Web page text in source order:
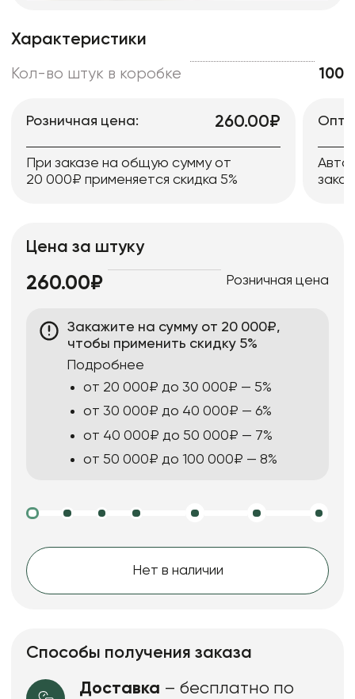
Характеристики
Кол-во штук в коробке 100
Розничная цена: 260.00₽
При заказе на общую сумму от
20 000₽ применяется скидка 5%
Цена за штуку
260.00₽ Розничная цена
Закажите на сумму от 20 000₽,
чтобы применить скидку 5%
Подробнее
от 20 000₽ до 30 000₽ — 5%
от 30 000₽ до 40 000₽ — 6%
от 40 000₽ до 50 000₽ — 7%
от 50 000₽ до 100 000₽ — 8%
Нет в наличии
Способы получения заказа
Доставка – бесплатно по